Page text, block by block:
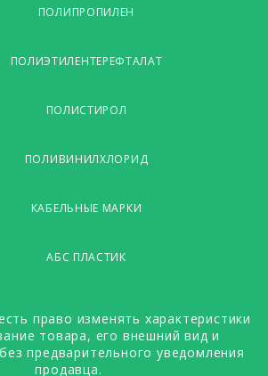
ПОЛИПРОПИЛЕН
ПОЛИЭТИЛЕНТЕРЕФТАЛАТ
ПОЛИСТИРОЛ
ПОЛИВИНИЛХЛОРИД
КАБЕЛЬНЫЕ МАРКИ
АБС ПЛАСТИК
право изменять характеристики
товара, его внешний вид и
предварительного уведомления
продавца.